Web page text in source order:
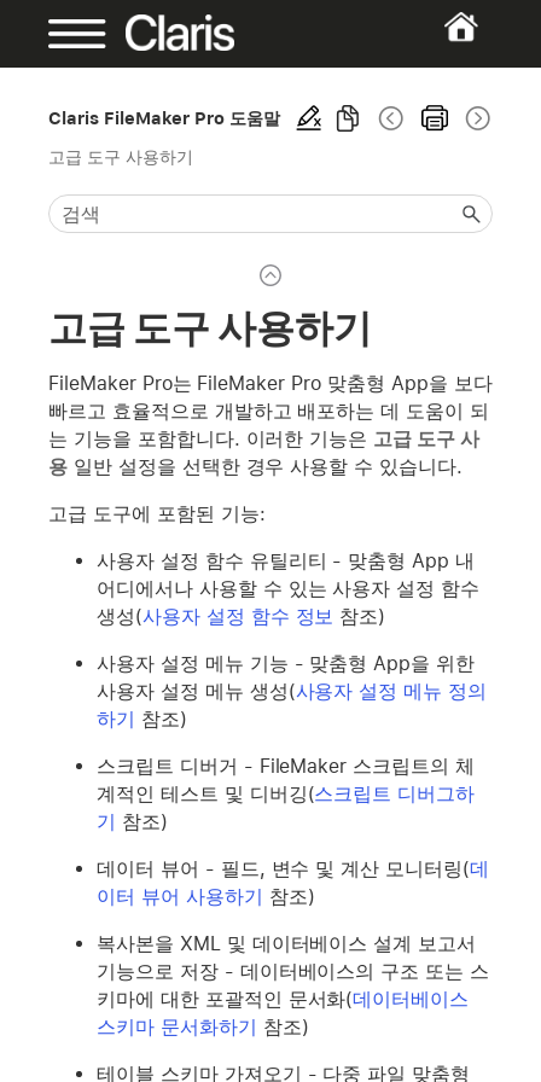
Claris FileMaker Pro 도움말
고급 도구 사용하기
고급 도구 사용하기
FileMaker Pro는 FileMaker Pro 맞춤형 App을 보다
빠르고 효율적으로 개발하고 배포하는 데 도움이 되
는 기능을 포함합니다. 이러한 기능은 고급 도구 사
용일반 설정을 선택한 경우 사용할 수 있습니다.
고급 도구에 포함된 기능:
사용자 설정 함수 유틸리티 - 맞춤형 App 내
어디에서나 사용할 수 있는 사용자 설정 함수
생성(사용자 설정 함수 정보 참조)
사용자 설정 메뉴 기능 - 맞춤형 App을 위한
사용자 설정 메뉴 생성(사용자 설정 메뉴 정의
하기 참조)
스크립트 디버거 - FileMaker 스크립트의 체
계적인 테스트 및 디버깅(스크립트 디버그하
기 참조)
데이터 뷰어 - 필드, 변수 및 계산 모니터링(데
이터 뷰어 사용하기 참조)
복사본을 XML 및 데이터베이스 설계 보고서
기능으로 저장 - 데이터베이스의 구조 또는 스
키마에 대한 포괄적인 문서화(데이터베이스
스키마 문서화하기 참조)
테이블 스키마 가져오기 - 다중 파일 맞춤형